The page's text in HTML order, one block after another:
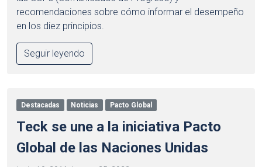
recomendaciones sobre cómo informar el desempeño
en los diez principios.
Seguir leyendo
Destacadas Noticias Pacto Global
Teck se une a la iniciativa Pacto
Global de las Naciones Unidas